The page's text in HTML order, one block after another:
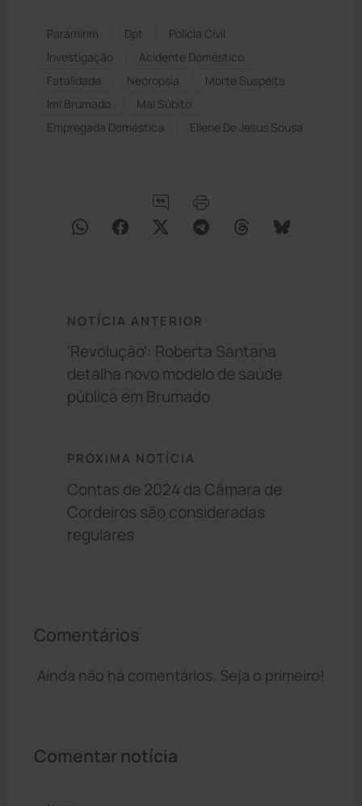
Paramirim Dpt
Polícia Civil
Investigação
Acidente Doméstico
Fatalidade
Necropsia
Morte Suspeita
Iml Brumado
Mal Súbito
Empregada Doméstica
Eliene De Jesus Sousa
NOTÍCIA ANTERIOR
'Revolução': Roberta Santana
detalha novo modelo de saúde
pública em Brumado
PRÓXIMA NOTÍCIA
Contas de 2024 da Câmara de
Cordeiros são consideradas
regulares
Comentários
Ainda não há comentários. Seja o primeiro!
Comentar notícia